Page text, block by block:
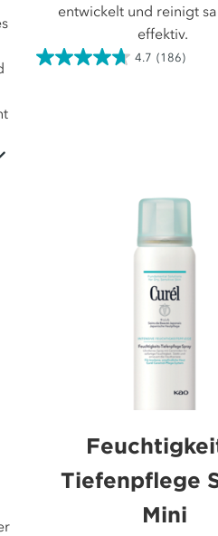
entwickelt und reinigt
effektiv.
4.7 (186)
4.7
Tiefenpflege
Mini